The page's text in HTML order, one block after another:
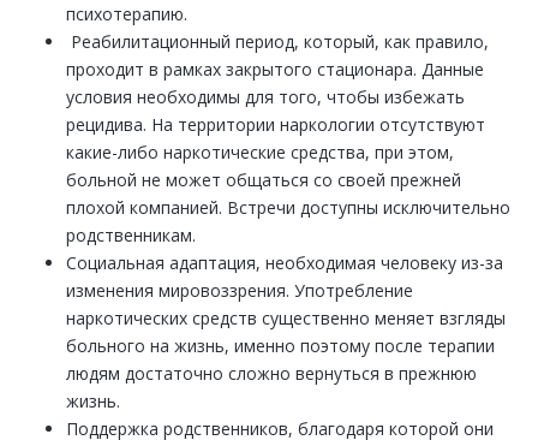
психотерапию.
Реабилитационный период, который, как правило,
проходит в рамках закрытого стационара. Данные
условия необходимы для того, чтобы избежать
рецидива. На территории наркологии отсутствуют
какие-либо наркотические средства, при этом,
больной не может общаться со своей прежней
плохой компанией. Встречи доступны исключительно
родственникам.
Социальная адаптация, необходимая человеку из-за
изменения мировоззрения. Употребление
наркотических средств существенно меняет взгляды
больного на жизнь, именно поэтому после терапии
людям достаточно сложно вернуться в прежнюю
жизнь.
Поддержка родственников, благодаря которой они